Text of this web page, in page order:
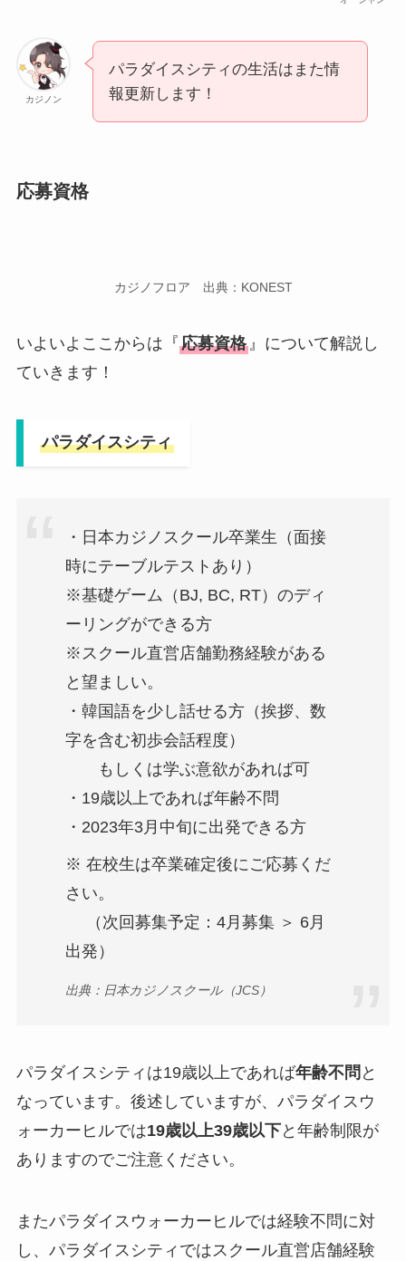
カジノン
パラダイスシティの生活はまた情
報更新します！
応募資格
カジノフロア 出典：KONEST
いよいよここからは『応募資格』について解説し
ていきます！
パラダイスシティ
・日本カジノスクール卒業生（面接
時にテーブルテストあり）
※基礎ゲーム（BJ, BC, RT）のディ
ーリングができる方
※スクール直営店舗勤務経験がある
と望ましい。
・韓国語を少し話せる方（挨拶、数
字を含む初歩会話程度）
もしくは学ぶ意欲があれば可
・19歳以上であれば年齢不問
・2023年3月中旬に出発できる方
※ 在校生は卒業確定後にご応募くだ
さい。
（次回募集予定：4月募集 ＞ 6月
出発）
出典：日本カジノスクール（JCS）
パラダイスシティは19歳以上であれば年齢不問 と
なっています。後述していますが、パラダイスウ
ォーカーヒルでは19歳以上39歳以下と年齢制限が
ありますのでご注意ください。
またパラダイスウォーカーヒルでは経験不問に対
し、パラダイスシティではスクール直営店舗経験